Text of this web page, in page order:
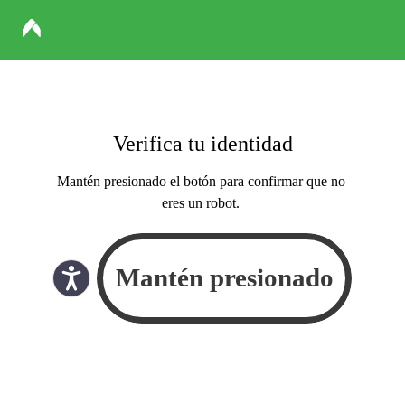
Verifica tu identidad
Mantén presionado el botón para confirmar que no
eres un robot.